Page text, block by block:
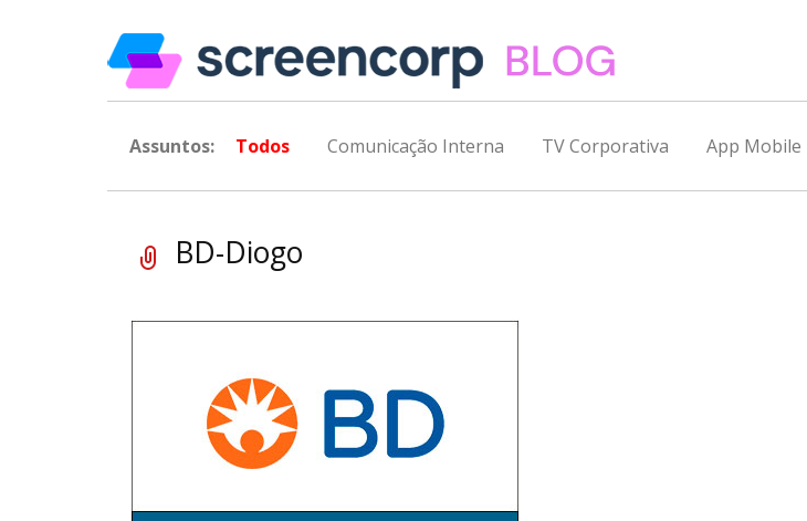
Assuntos: Todos Comunicação Interna TV Corporativa App Mobile
BD-Diogo